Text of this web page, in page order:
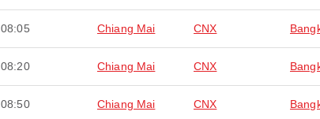
08:05 Chiang Mai CNX
08:20 Chiang Mai CNX
08:50 Chiang Mai CNX